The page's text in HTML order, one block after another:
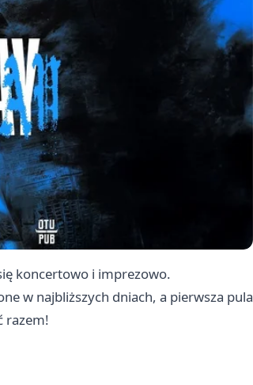
koncertowo i imprezowo.
w najbliższych dniach, a pierwsza pula
razem!